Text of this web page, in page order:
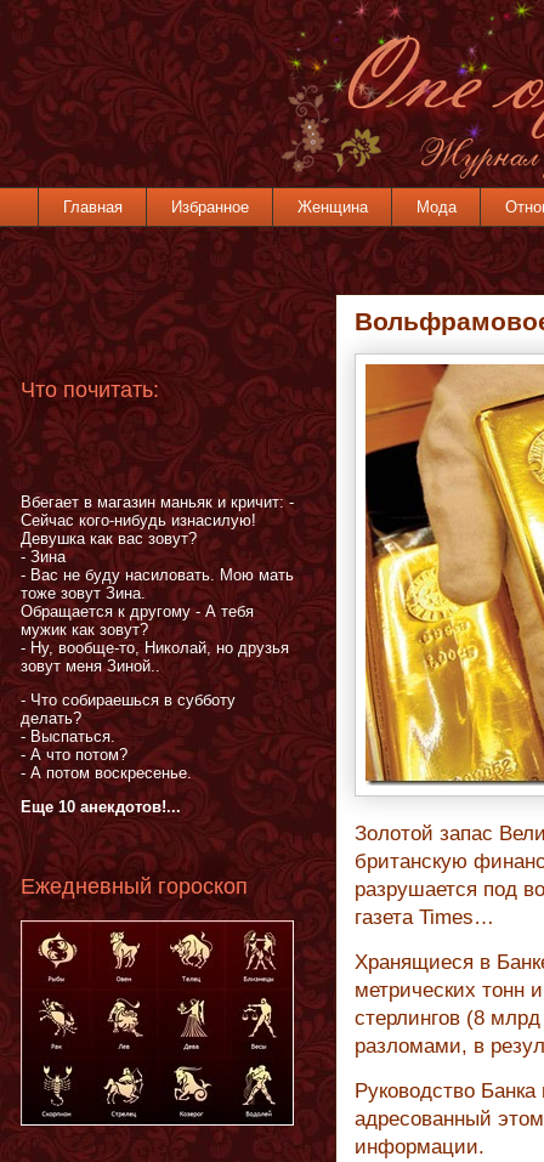
Главная Избранное Женщина Мода
Золотой запас
британскую
разрушается под
газета Times…
Хранящиеся в
метрических тонн
стерлингов (8
разломами, в
Руководство
адресованный
информации.
Что почитать:
Вбегает в магазин маньяк и кричит: -
Сейчас кого-нибудь изнасилую!
Девушка как вас зовут?
- Зина
- Вас не буду насиловать. Мою мать
тоже зовут Зина.
Обращается к другому - А тебя
мужик как зовут?
- Ну, вообще-то, Николай, но друзья
зовут меня Зиной..
- Что собираешься в субботу
делать?
- Выспаться.
- А что потом?
- А потом воскресенье.
Еще 10 анекдотов!...
Ежедневный гороскоп